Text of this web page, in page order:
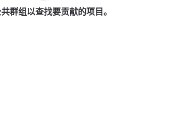
群组以查找要贡献的项目。